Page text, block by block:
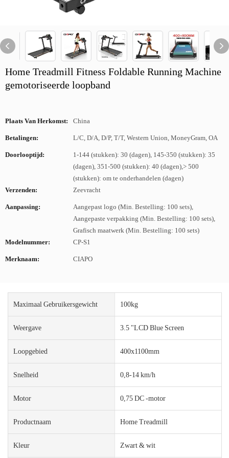
Home Treadmill Fitness Foldable Running Machine
gemotoriseerde loopband
Plaats Van Herkomst: China
Betalingen: L/C, D/A, D/P, T/T, Western Union, MoneyGram, OA
Doorlooptijd:
1-144 (stukken): 30 (dagen), 145-350 (stukken): 35
(dagen), 351-500 (stukken): 40 (dagen),> 500
(stukken): om te onderhandelen (dagen)
Verzenden:
Zeevracht
Aanpassing:
Aangepast logo (Min. Bestelling: 100 sets),
Aangepaste verpakking (Min. Bestelling: 100 sets),
Grafisch maatwerk (Min. Bestelling: 100 sets)
Modelnummer:
CP-S1
Merknaam: CIAPO
Maximaal Gebruikersgewicht 100kg
Weergave 3.5 "LCD Blue Screen
Loopgebied 400x1100mm
Snelheid 0,8-14 km/h
Motor 0,75 DC -motor
Productnaam Home Treadmill
Kleur Zwart & wit